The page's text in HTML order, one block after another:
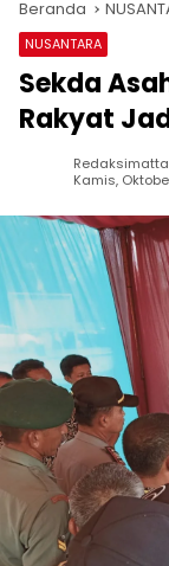
Beranda
NUSANTARA
Sekda
Rakyat
Kamis,